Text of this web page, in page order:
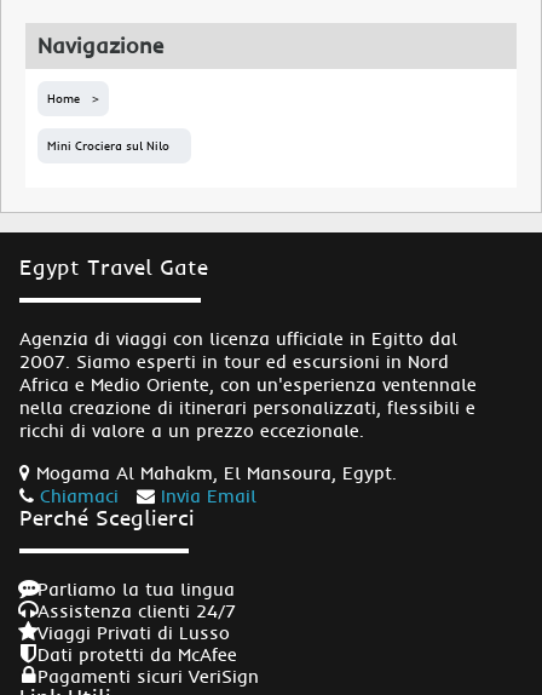
Navigazione
Home
Mini Crociera sul Nilo
Egypt Travel Gate
Agenzia di viaggi con licenza ufficiale in Egitto dal
2007. Siamo esperti in tour ed escursioni in Nord
Africa e Medio Oriente, con un'esperienza ventennale
nella creazione di itinerari personalizzati, flessibili e
ricchi di valore a un prezzo eccezionale.
Mogama Al Mahakm, El Mansoura, Egypt.
Chiamaci
Invia Email
Perché Sceglierci
Parliamo la tua lingua
Assistenza clienti 24/7
Viaggi Privati di Lusso
Dati protetti da McAfee
Pagamenti sicuri VeriSign